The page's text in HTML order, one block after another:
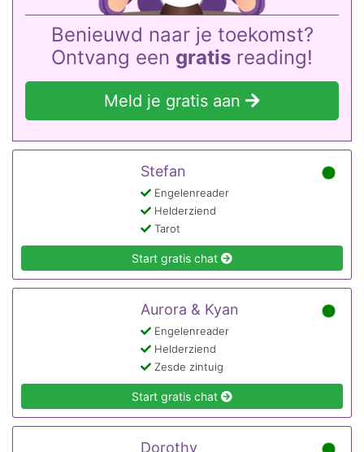
Benieuwd naar je toekomst?
Ontvang een gratis reading!
Meld je gratis aan
Stefan
Engelenreader
Helderziend
Tarot
Start gratis chat
Aurora & Kyan
Engelenreader
Helderziend
Zesde zintuig
Start gratis chat
Dorothy